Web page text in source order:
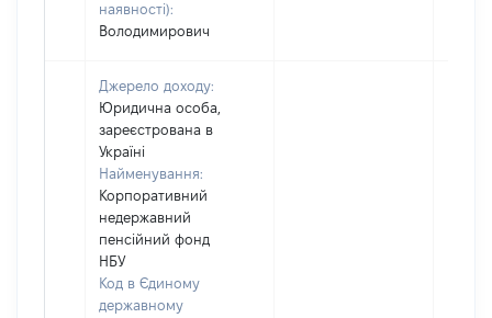
наявності):
Володимирович
Джерело доходу:
Юридична особа,
зареєстрована в
Україні
Найменування:
Корпоративний
недержавний
пенсійний фонд
НБУ
Код в Єдиному
державному